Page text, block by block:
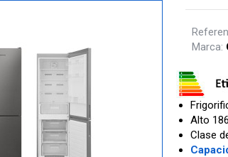
Marca:
Alto
Clase